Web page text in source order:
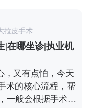
膜和肌肉，从根
家，
适度运动，能延缓
答案，关键是先
生指导下选适合自
合提升术的问
、百家号、小红
、脸垮的根源。
升术来说，就是通
织分离开，然后
位、收紧，再把多
从根源上恢复面
角下垂、苹果肌
而且用线雕、射频
拉皮手术
|在哪坐诊|执业机
，又有点怕，今天
术的核心流程，帮
一般会根据手术范